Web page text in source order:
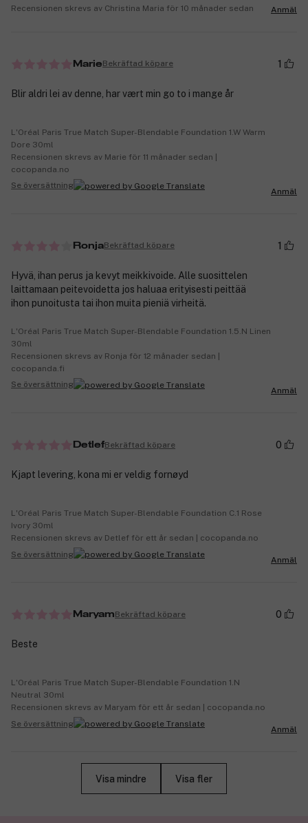
Recensionen skrevs av Christina Maria för 10 månader sedan
Anmäl
MarieBekräftad köpare 1
Blir aldri lei av denne, har vært min go to i mange år
L'Oréal Paris True Match Super-Blendable Foundation 1.W Warm
Dore 30ml
Recensionen skrevs av Marie för 11 månader sedan |
cocopanda.no
Se översättning
Anmäl
RonjaBekräftad köpare 1
Hyvä, ihan perus ja kevyt meikkivoide. Alle suosittelen
laittamaan peitevoidetta jos haluaa erityisesti peittää
ihon punoitusta tai ihon muita pieniä virheitä.
L'Oréal Paris True Match Super-Blendable Foundation 1.5.N Linen
30ml
Recensionen skrevs av Ronja för 12 månader sedan |
cocopanda.fi
Se översättning
Anmäl
DetlefBekräftad köpare 0
Kjapt levering, kona mi er veldig fornøyd
L'Oréal Paris True Match Super-Blendable Foundation C.1 Rose
Ivory 30ml
Recensionen skrevs av Detlef för ett år sedan | cocopanda.no
Se översättning
Anmäl
MaryamBekräftad köpare 0
Beste
L'Oréal Paris True Match Super-Blendable Foundation 1.N
Neutral 30ml
Recensionen skrevs av Maryam för ett år sedan | cocopanda.no
Se översättning
Anmäl
Visa mindre Visa fler